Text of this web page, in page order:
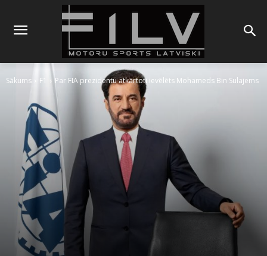
Sākums F1 Par FIA prezidentu atkārtoti ievēlēts Mohameds Bin Sulajems